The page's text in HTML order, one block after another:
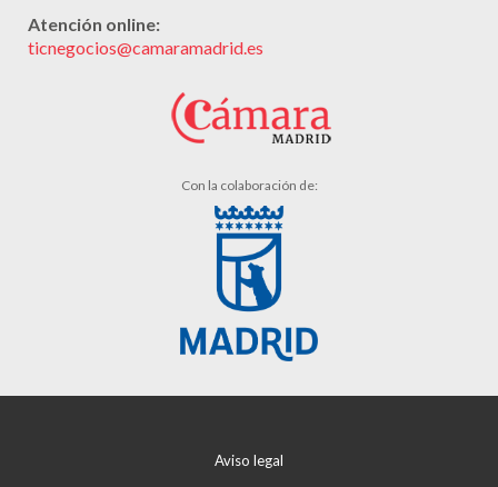
Atención online:
ticnegocios@camaramadrid.es
Con la colaboración de:
Aviso legal